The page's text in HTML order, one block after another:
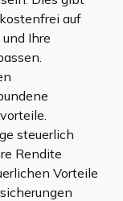
auf
Ihre
steuerlich
Rendite
Vorteile